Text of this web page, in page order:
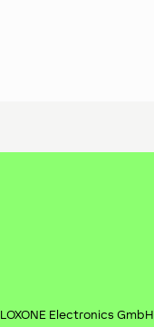
LOXONE Electronics GmbH